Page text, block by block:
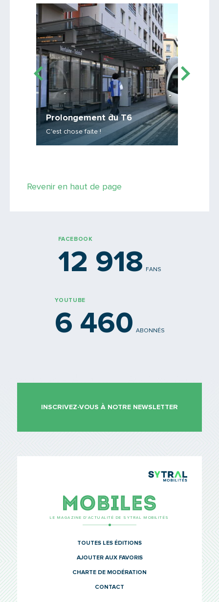
Lire la suite
Prolongement du T6
C'est chose faite !
Revenir en haut de page
FACEBOOK
12 918 FANS
YOUTUBE
6 460 ABONNÉS
INSCRIVEZ-VOUS À NOTRE NEWSLETTER
LE MAGAZINE D’ACTUALITÉ DE SYTRAL MOBILITÉS
TOUTES LES ÉDITIONS
AJOUTER AUX FAVORIS
CHARTE DE MODÉRATION
CONTACT